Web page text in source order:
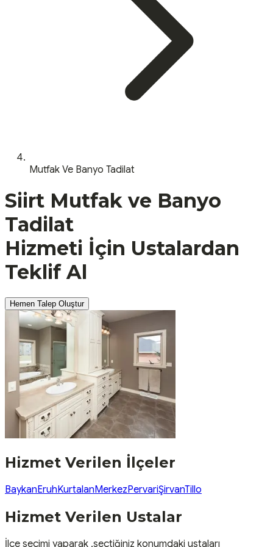
Mutfak Ve Banyo Tadilat
Siirt Mutfak ve Banyo
Tadilat
Hizmeti İçin Ustalardan
Teklif Al
Hemen Talep Oluştur
Hizmet Verilen İlçeler
BaykanEruhKurtalanMerkezPervariŞirvanTillo
Hizmet Verilen Ustalar
İlçe seçimi yaparak ,seçtiğiniz konumdaki ustaları